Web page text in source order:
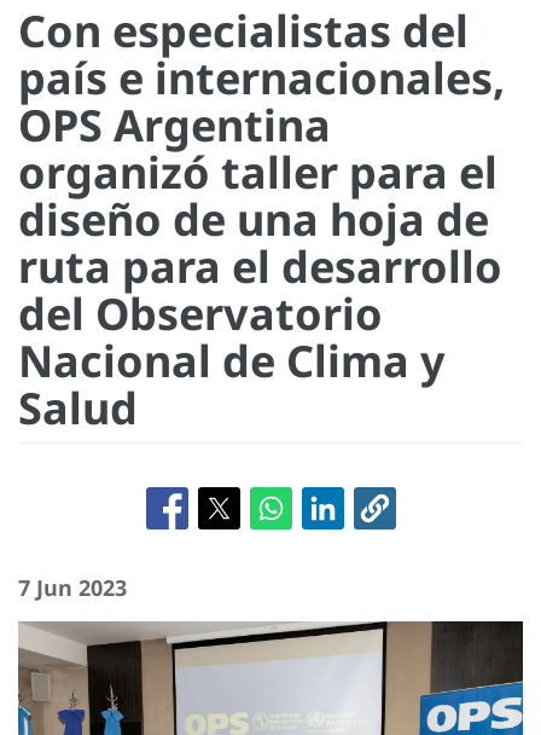
Con especialistas del
país e internacionales,
OPS Argentina
organizó taller para el
diseño de una hoja de
ruta para el desarrollo
del Observatorio
Nacional de Clima y
Salud
7 Jun 2023